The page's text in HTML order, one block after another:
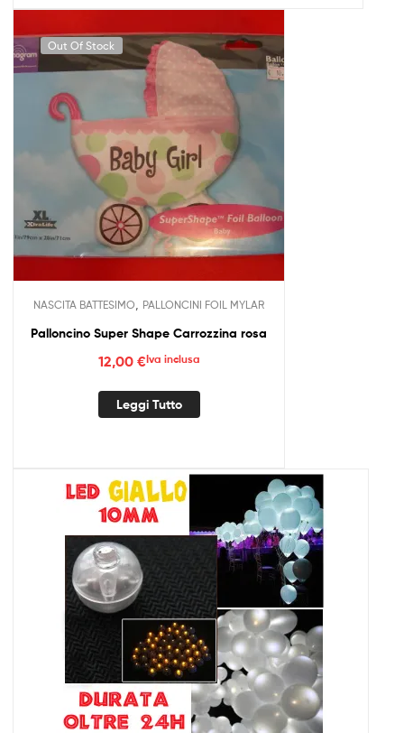
Out Of Stock
NASCITA BATTESIMO PALLONCINI FOIL MYLAR
Palloncino Super Shape Carrozzina rosa
12,00 €Iva inclusa
Leggi Tutto